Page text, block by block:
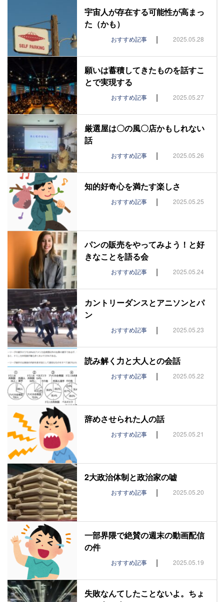
宇宙人が存在する可能性が高まっ
た（かも）
おすすめ記事 | 2025.05.28
願いは蓄積してきたものを話すこ
とで実現する
おすすめ記事 | 2025.05.27
厳選屋は〇の風〇店かもしれない
話
おすすめ記事 | 2025.05.26
知的好奇心を満たす楽しさ
おすすめ記事 | 2025.05.25
パンの販売をやってみよう！と好
きなことを語る会
おすすめ記事 | 2025.05.24
カントリーダンスとアニソンとパ
ン
おすすめ記事 | 2025.05.23
読み解く力と大人との会話
おすすめ記事 | 2025.05.22
辞めさせられた人の話
おすすめ記事 | 2025.05.21
2大政治体制と政治家の嘘
おすすめ記事 | 2025.05.20
一部界隈で絶賛の週末の動画配信
の件
おすすめ記事 | 2025.05.19
失敗なんてしたことないよ。ちょ